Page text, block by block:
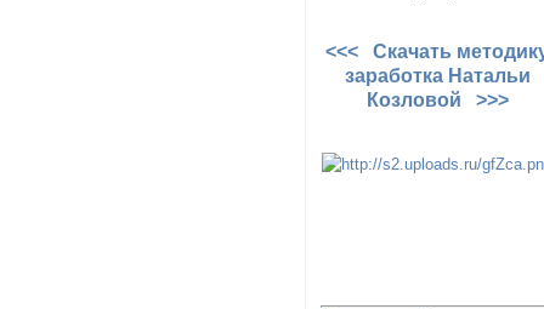
<<< Скачать
заработка Натальи
Козловой >>>